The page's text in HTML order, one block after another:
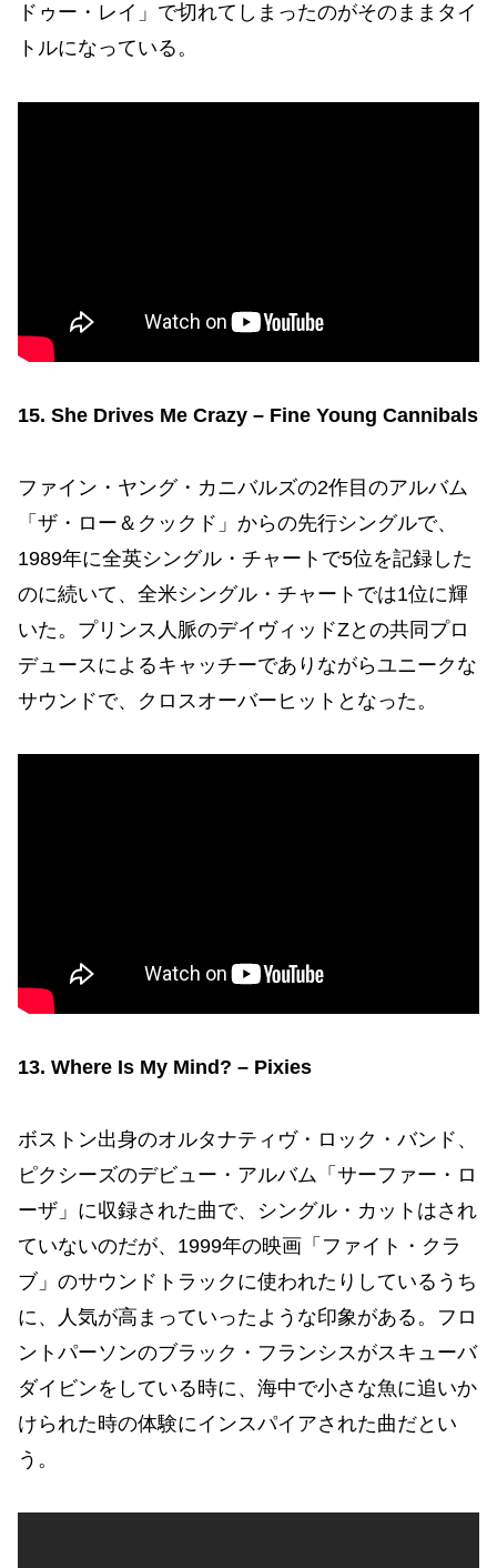
ドゥー・レイ」で切れてしまったのがそのままタイ
トルになっている。
15. She Drives Me Crazy – Fine Young Cannibals
ファイン・ヤング・カニバルズの2作目のアルバム
「ザ・ロー＆クックド」からの先行シングルで、
1989年に全英シングル・チャートで5位を記録した
のに続いて、全米シングル・チャートでは1位に輝
いた。プリンス人脈のデイヴィッドZとの共同プロ
デュースによるキャッチーでありながらユニークな
サウンドで、クロスオーバーヒットとなった。
13. Where Is My Mind? – Pixies
ボストン出身のオルタナティヴ・ロック・バンド、
ピクシーズのデビュー・アルバム「サーファー・ロ
ーザ」に収録された曲で、シングル・カットはされ
ていないのだが、1999年の映画「ファイト・クラ
ブ」のサウンドトラックに使われたりしているうち
に、人気が高まっていったような印象がある。フロ
ントパーソンのブラック・フランシスがスキューバ
ダイビンをしている時に、海中で小さな魚に追いか
けられた時の体験にインスパイアされた曲だとい
う。